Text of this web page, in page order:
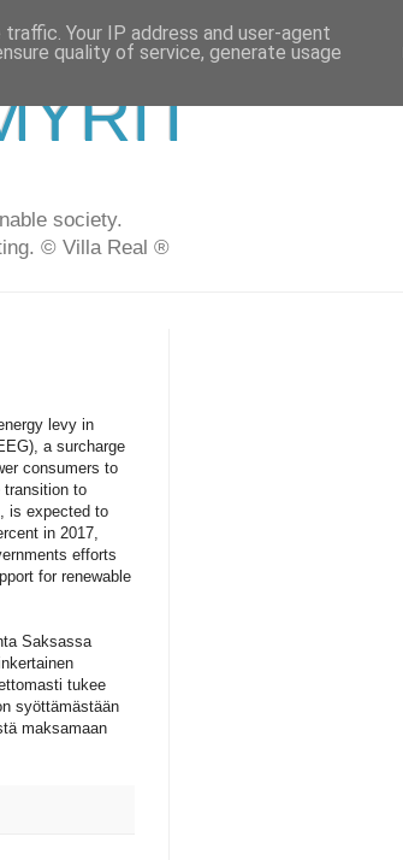
society.
© Villa Real ®
levy in
a surcharge
consumers to
transition to
is expected to
in 2017,
efforts
for renewable
Saksassa
tukee
syöttämästään
maksamaan
Your IP address and user-agent
quality of service, generate usage